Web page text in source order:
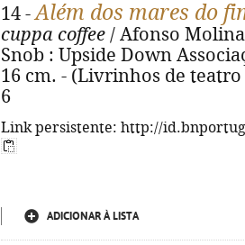
14 -Além dos mares do
cuppa coffee / Afonso
Snob : Upside Down
16 cm. - (Livrinhos de teatro
6
Link persistente: http://
ADICIONAR À LISTA